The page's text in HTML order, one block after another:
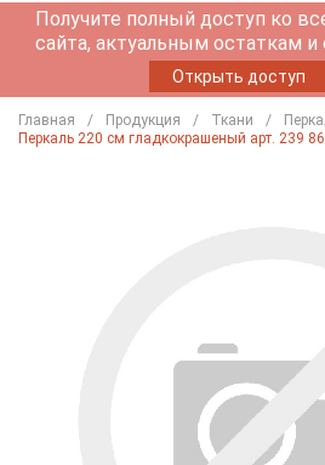
Получите полный доступ ко
сайта, актуальным остаткам и
Открыть доступ
Главная Продукция Ткани
Перкаль 220 см гладкокрашеный арт. 239